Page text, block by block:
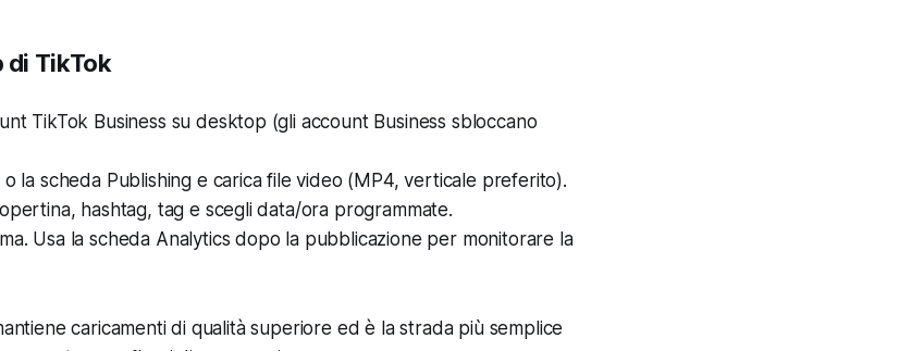
di TikTok
TikTok Business su desktop (gli account Business sbloccano
la scheda Publishing e carica file video (MP4, verticale preferito).
hashtag, tag e scegli data/ora programmate.
Usa la scheda Analytics dopo la pubblicazione per monitorare la
caricamenti di qualità superiore ed è la strada più semplice